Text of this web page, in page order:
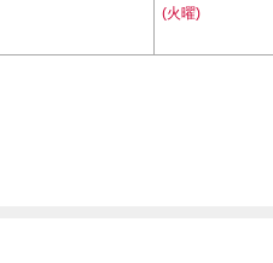
(火曜)